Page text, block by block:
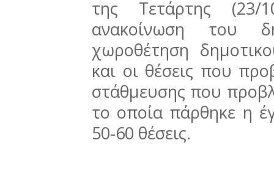
της Τετάρτης
ανακοίνωση του
χωροθέτηση
και οι θέσεις που
στάθμευσης που
το οποία πάρθηκε η
50-60 θέσεις.